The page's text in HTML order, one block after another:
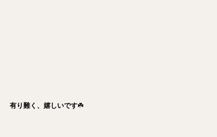
有り難く、嬉しいです☘️